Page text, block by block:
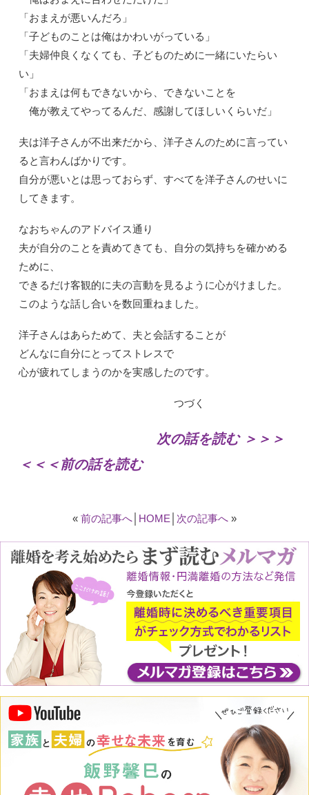
「おまえが悪いんだろ」
「子どものことは俺はかわいがっている」
「夫婦仲良くなくても、子どものために一緒にいたらい
い」
「おまえは何もできないから、できないことを
俺が教えてやってるんだ、感謝してほしいくらいだ」
夫は洋子さんが不出来だから、洋子さんのために言ってい
ると言わんばかりです。
自分が悪いとは思っておらず、すべてを洋子さんのせいに
してきます。
なおちゃんのアドバイス通り
夫が自分のことを責めてきても、自分の気持ちを確かめる
ために、
できるだけ客観的に夫の言動を見るように心がけました。
このような話し合いを数回重ねました。
洋子さんはあらためて、夫と会話することが
どんなに自分にとってストレスで
心が疲れてしまうのかを実感したのです。
つづく
次の話を読む ＞＞＞
＜＜＜前の話を読む
« 前の記事へ HOME 次の記事へ »